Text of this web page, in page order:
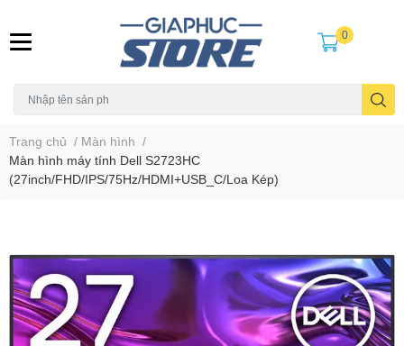
0
Trang chủ / Màn hình /
Màn hình máy tính Dell S2723HC
(27inch/FHD/IPS/75Hz/HDMI+USB_C/Loa Kép)